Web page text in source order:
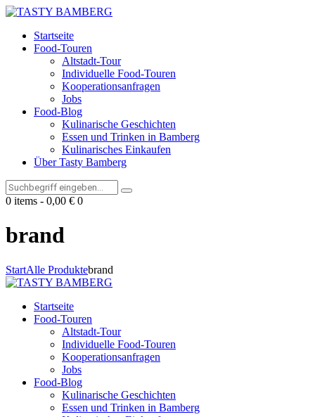
Startseite
Food-Touren
Altstadt-Tour
Individuelle Food-Touren
Kooperationsanfragen
Jobs
Food-Blog
Kulinarische Geschichten
Essen und Trinken in Bamberg
Kulinarisches Einkaufen
Über Tasty Bamberg
0 items - 0,00 € 0
brand
StartAlle Produktebrand
Startseite
Food-Touren
Altstadt-Tour
Individuelle Food-Touren
Kooperationsanfragen
Jobs
Food-Blog
Kulinarische Geschichten
Essen und Trinken in Bamberg